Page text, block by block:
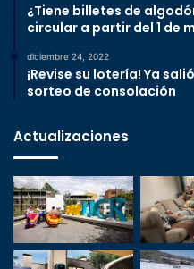
¿Tiene billetes de
circular a partir del 1 de
diciembre 24, 2022
¡Revise su lotería! Ya
sorteo de consolación
Actualizaciones